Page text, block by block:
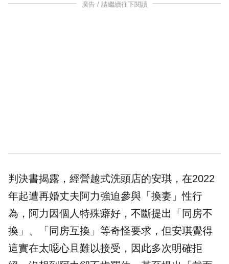
廣告 / 請繼續往下閱讀
判決書揭露，經營越式洗頭店的安琪，在2022
年起遭再婚丈夫阿力強迫參與「換妻」性行
為，阿力因個人特殊癖好，不斷提出「同房不
換」、「同房互換」等奇怪要求，但安琪覺得
這實在太噁心且難以接受，因此多次明確拒